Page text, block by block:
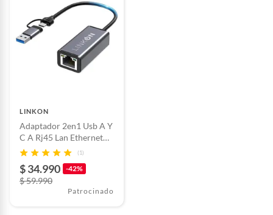
LINKON
Adaptador 2en1 Usb A Y
C A Rj45 Lan Ethernet
10/100/1000mbps
(1)
$ 34.990 -42%
$ 59.990
Patrocinado